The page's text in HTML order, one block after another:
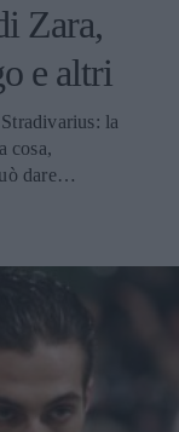
Zara,
e altri
la
cosa,
dare